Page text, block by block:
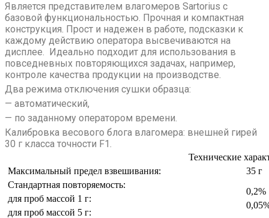
Является представителем влагомеров Sartorius с
базовой функциональностью. Прочная и компактная
конструкция. Прост и надежен в работе, подсказки к
каждому действию оператора высвечиваются на
дисплее. Идеально подходит для использования в
повседневных повторяющихся задачах, например,
контроле качества продукции на производстве.
Два режима отключения сушки образца:
— автоматический,
— по заданному оператором времени.
Калибровка весового блога влагомера: внешней гирей
30 г класса точности F1.
Технические
Максимальный предел взвешивания:
35 г
Стандартная повторяемость:
для проб массой 1 г:
для проб массой 5 г:
0,2%